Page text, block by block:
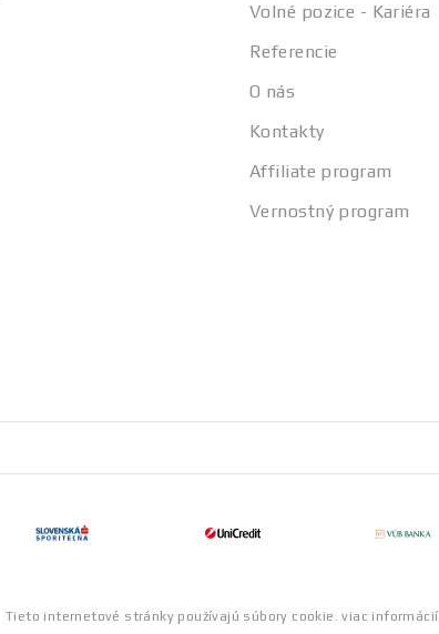
Volné pozice - Kariéra
Referencie
O nás
Kontakty
Affiliate program
Vernostný program
Tieto internetové stránky používajú súbory cookie. viac informácií